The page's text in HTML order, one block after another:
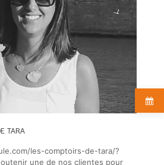
TARA
les-comptoirs-de-tara/?
une de nos clientes pour